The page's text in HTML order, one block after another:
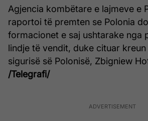
Agjencia kombëtare e lajmeve e
raportoi të premten se Polonia
formacionet e saj ushtarake nga
lindje të vendit, duke cituar
sigurisë së Polonisë, Zbigniew
/Telegrafi/